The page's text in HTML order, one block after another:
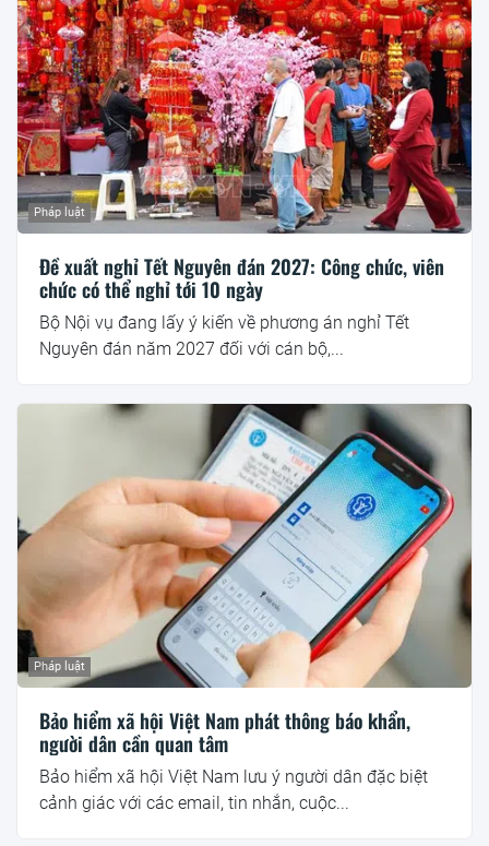
Pháp luật
Đề xuất nghỉ Tết Nguyên đán 2027: Công chức, viên
chức có thể nghỉ tới 10 ngày
Bộ Nội vụ đang lấy ý kiến về phương án nghỉ Tết
Nguyên đán năm 2027 đối với cán bộ,...
Pháp luật
Bảo hiểm xã hội Việt Nam phát thông báo khẩn,
người dân cần quan tâm
Bảo hiểm xã hội Việt Nam lưu ý người dân đặc biệt
cảnh giác với các email, tin nhắn, cuộc...